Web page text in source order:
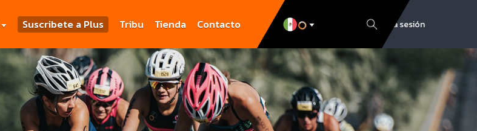
Suscribete a Plus Tribu Tienda Contacto Inicia sesión